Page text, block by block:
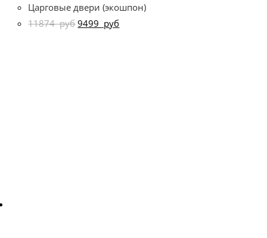
Царговые двери (экошпон)
11874руб 9499 руб